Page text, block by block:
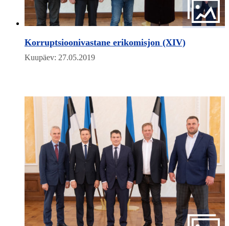
Korruptsioonivastane erikomisjon (XIV)
Kuupäev: 27.05.2019